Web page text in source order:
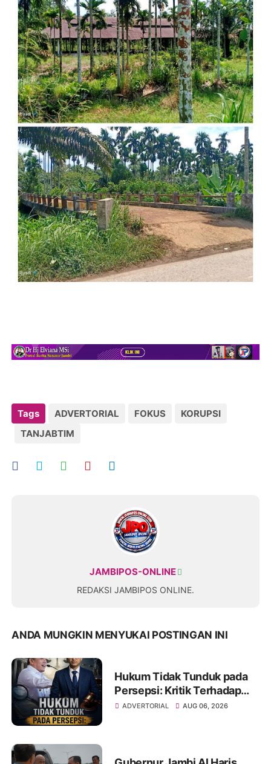
Tags ADVERTORIAL FOKUS
KORUPSI
TANJABTIM
JAMBIPOS-ONLINE
REDAKSI JAMBIPOS ONLINE.
ANDA MUNGKIN MENYUKAI POSTINGAN INI
Hukum Tidak Tunduk pada
Persepsi: Kritik Terhadap
Monopoli Kebenaran oleh
ADVERTORIAL AUG 06, 2026